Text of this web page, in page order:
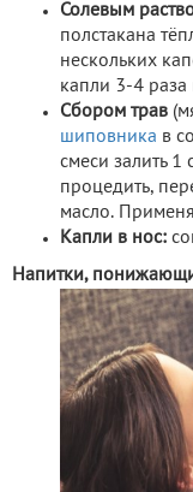
Солевым
полстакана
нескольких
капли 3-4 раза
Сбором трав
шиповника в
смеси залить 1
процедить,
масло.
Капли в нос:
Напитки,